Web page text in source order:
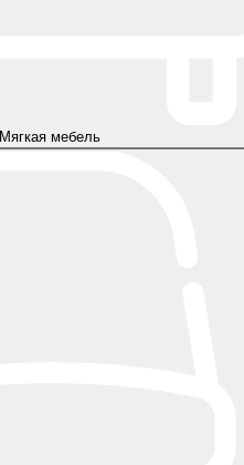
Мягкая мебель